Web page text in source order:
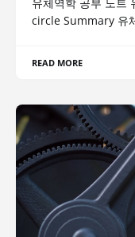
circle Summary 유
READ MORE